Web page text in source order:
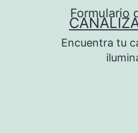
Formulario
Encuentra tu